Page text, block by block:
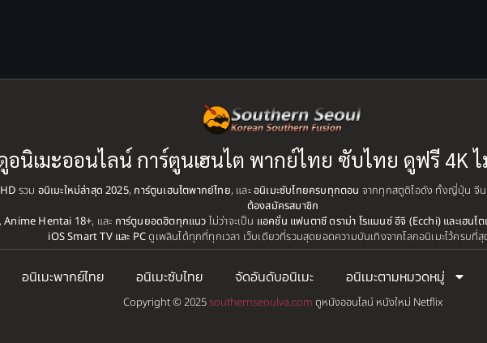
อนิเมะออนไลน์ การ์ตูนเฮนไต พากย์ไทย ซับไทย ดูฟรี 4K
รวม อนิเมะใหม่ล่าสุด 2025, การ์ตูนเฮนไตพากย์ไทย, และอนิเมะซับไทยครบทุกตอน จากทุกสตูดิโอดัง ทั้งญี่ปุ่น จีน
ต้องสมัครสมาชิก
Anime Hentai 18+, และ การ์ตูนยอดฮิตทุกแนว ไม่ว่าจะเป็น แอคชั่น แฟนตาซี ดราม่า โรแมนซ์ อีจิ (Ecchi) และเฮนไต
iOS Smart TV และ PCดูเพลินได้ทุกที่ทุกเวลา เว็บเดียวที่รวมสุดยอดความบันเทิงจากโลกอนิเมะไว้ครบที่สุ
อนิเมะพากย์ไทย อนิเมะซับไทย จัดอันดับอนิเมะ อนิเมะตามหมวดหมู่
Copyright © 2025southernseoulva.com ดูหนังออนไลน์ หนังใหม่ Netflix